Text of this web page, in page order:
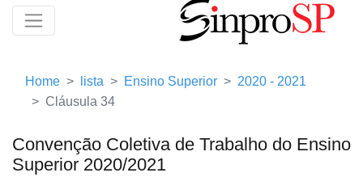
Home lista Ensino Superior
2020 - 2021
Cláusula 34
Convenção Coletiva de Trabalho do Ensino
Superior 2020/2021